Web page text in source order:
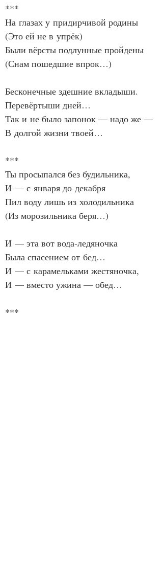
***
На глазах у придирчивой родины
(Это ей не в упрёк)
Были вёрсты подлунные пройдены
(Снам пошедшие впрок…)
Бесконечные здешние вкладыши.
Перевёртыши дней…
Так и не было запонок — надо же —
В долгой жизни твоей…
***
Ты просыпался без будильника,
И — с января до декабря
Пил воду лишь из холодильника
(Из морозильника беря…)
И — эта вот вода‑ледяночка
Была спасением от бед…
И — с карамельками жестяночка,
И — вместо ужина — обед…
***